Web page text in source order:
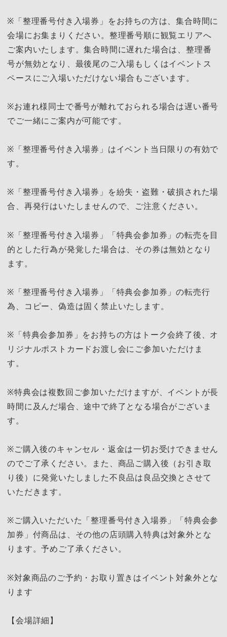
※「整理番号付き入場券」をお持ちの方は、集合時間に
会場にお集まりください。整理番号順に観覧エリアへ
ご案内いたします。集合時間に遅れた場合は、整理番
号が無効となり、最後尾のご⼊場もしくはイベントス
ペースにご⼊場いただけない場合もございます。
※お連れ様同⼠で番号が離れておられる場合は遅い番号
でご⼀緒にご案内が可能です。
※「整理番号付き入場券」はイベント当⽇限りの有効で
す。
※「整理番号付き入場券」を紛失・盗難・破損された場
合、再発⾏はいたしませんので、ご注意ください。
※「整理番号付き入場券」「特典会参加券」の転売を目
的とした行為が発覚した場合は、その券は無効となり
ます。
※「整理番号付き入場券」「特典会参加券」の転売行
為、コピー、偽造は固く禁止いたします。
※「特典会参加券」をお持ちの方はトーク会終了後、オ
リジナルポストカードお渡し会にご参加いただけま
す。
※特典会は複数回ご参加いただけますが、イベントが⻑
時間に及んだ場合、途中で終了となる場合がございま
す。
※ご購⼊後のキャンセル・返⾦は⼀切お受けできません
のでご了承ください。また、商品ご購⼊後（お引き取
り後）に発覚いたしました不良品は良品交換とさせて
いただきます。
※ご購入いただいた「整理番号付き入場券」「特典会参
加券」付商品は、その他の店頭購入特典は対象外とな
ります。予めご了承ください。
※対象商品のご予約・お取り置きはイベント対象外とな
ります
【会場詳細】